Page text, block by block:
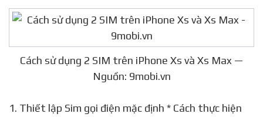
Cách sử dụng 2 SIM trên iPhone Xs và Xs Max —
Nguồn: 9mobi.vn
1. Thiết lập Sim gọi điện mặc định * Cách thực hiện